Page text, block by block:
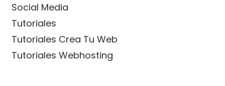
Social Media
Tutoriales
Tutoriales Crea Tu Web
Tutoriales Webhosting